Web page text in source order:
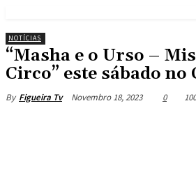
NOTÍCIAS
“Masha e o Urso –
Circo” este sábado no
By Figueira Tv Novembro 18, 2023 0